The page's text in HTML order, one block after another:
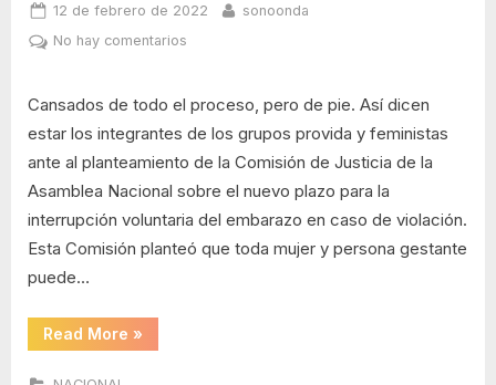
Posted
on
12 de febrero de 2022 By
sonoonda
No hay comentariosen
y
feministas,
en
desacuerdo
con
para
Cansados de todo el proceso, pero de pie. Así dicen
estar los integrantes de los grupos provida y feministas
ante al planteamiento de la Comisión de Justicia de la
Asamblea Nacional sobre el nuevo plazo para la
interrupción voluntaria del embarazo en caso de violación.
Esta Comisión planteó que toda mujer y persona gestante
puede…
Read More “Grupos
provida
»